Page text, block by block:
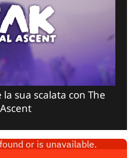
sua scalata con The